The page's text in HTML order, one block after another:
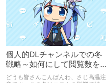
個人的DLチャンネルでの冬
戦略～如何にして閲覧数を
増やすのか～
どうも皆さんこんばんわ、さじ高温注